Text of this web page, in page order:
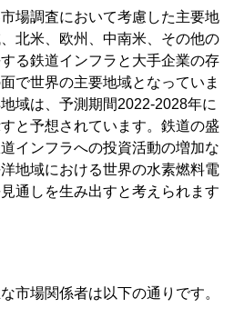
場調査において考慮した主要地
北米、欧州、中南米、その他の
る鉄道インフラと大手企業の存
で世界の主要地域となっていま
域は、予測期間2022-2028年に
と予想されています。鉄道の盛
インフラへの投資活動の増加な
地域における世界の水素燃料電
通しを生み出すと考えられます
市場関係者は以下の通りです。